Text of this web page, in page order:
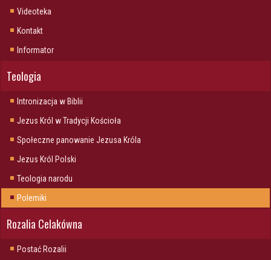
Videoteka
Kontakt
Informator
Teologia
Intronizacja w Biblii
Jezus Król w Tradycji Kościoła
Społeczne panowanie Jezusa Króla
Jezus Król Polski
Teologia narodu
Polemiki
Rozalia Celakówna
Postać Rozalii